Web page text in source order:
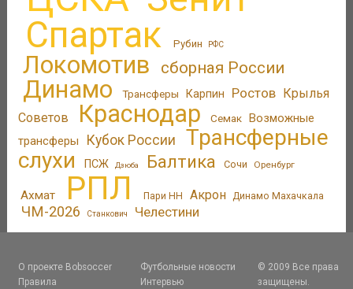
Спартак Рубин РФС
Локомотив сборная России
Динамо Трансферы Карпин Ростов Крылья
Советов
Краснодар Семак Возможные
трансферы
Кубок России
Трансферные
слухи
ПСЖ Дзюба Балтика Сочи Оренбург
Ахмат РПЛ Пари НН Акрон Динамо Махачкала
ЧМ-2026 Станкович Челестини
О проекте Bobsoccer
Правила
Футбольные новости
Интервью
© 2009 Все права
защищены.